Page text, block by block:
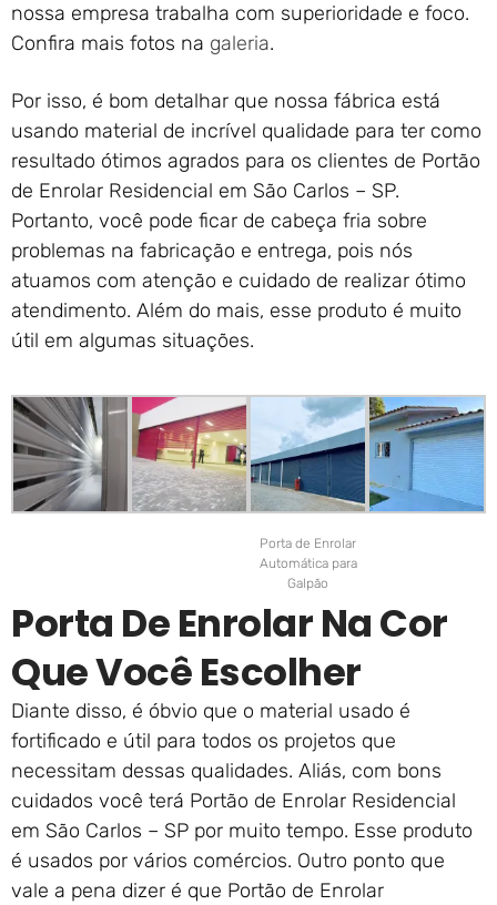
nossa empresa trabalha com superioridade e foco.
Confira mais fotos na galeria.
Por isso, é bom detalhar que nossa fábrica está
usando material de incrível qualidade para ter como
resultado ótimos agrados para os clientes de Portão
de Enrolar Residencial em São Carlos – SP.
Portanto, você pode ficar de cabeça fria sobre
problemas na fabricação e entrega, pois nós
atuamos com atenção e cuidado de realizar ótimo
atendimento. Além do mais, esse produto é muito
útil em algumas situações.
Porta de Enrolar
Automática para
Galpão
Porta De Enrolar Na Cor
Que Você Escolher
Diante disso, é óbvio que o material usado é
fortificado e útil para todos os projetos que
necessitam dessas qualidades. Aliás, com bons
cuidados você terá Portão de Enrolar Residencial
em São Carlos – SP por muito tempo. Esse produto
é usados por vários comércios. Outro ponto que
vale a pena dizer é que Portão de Enrolar